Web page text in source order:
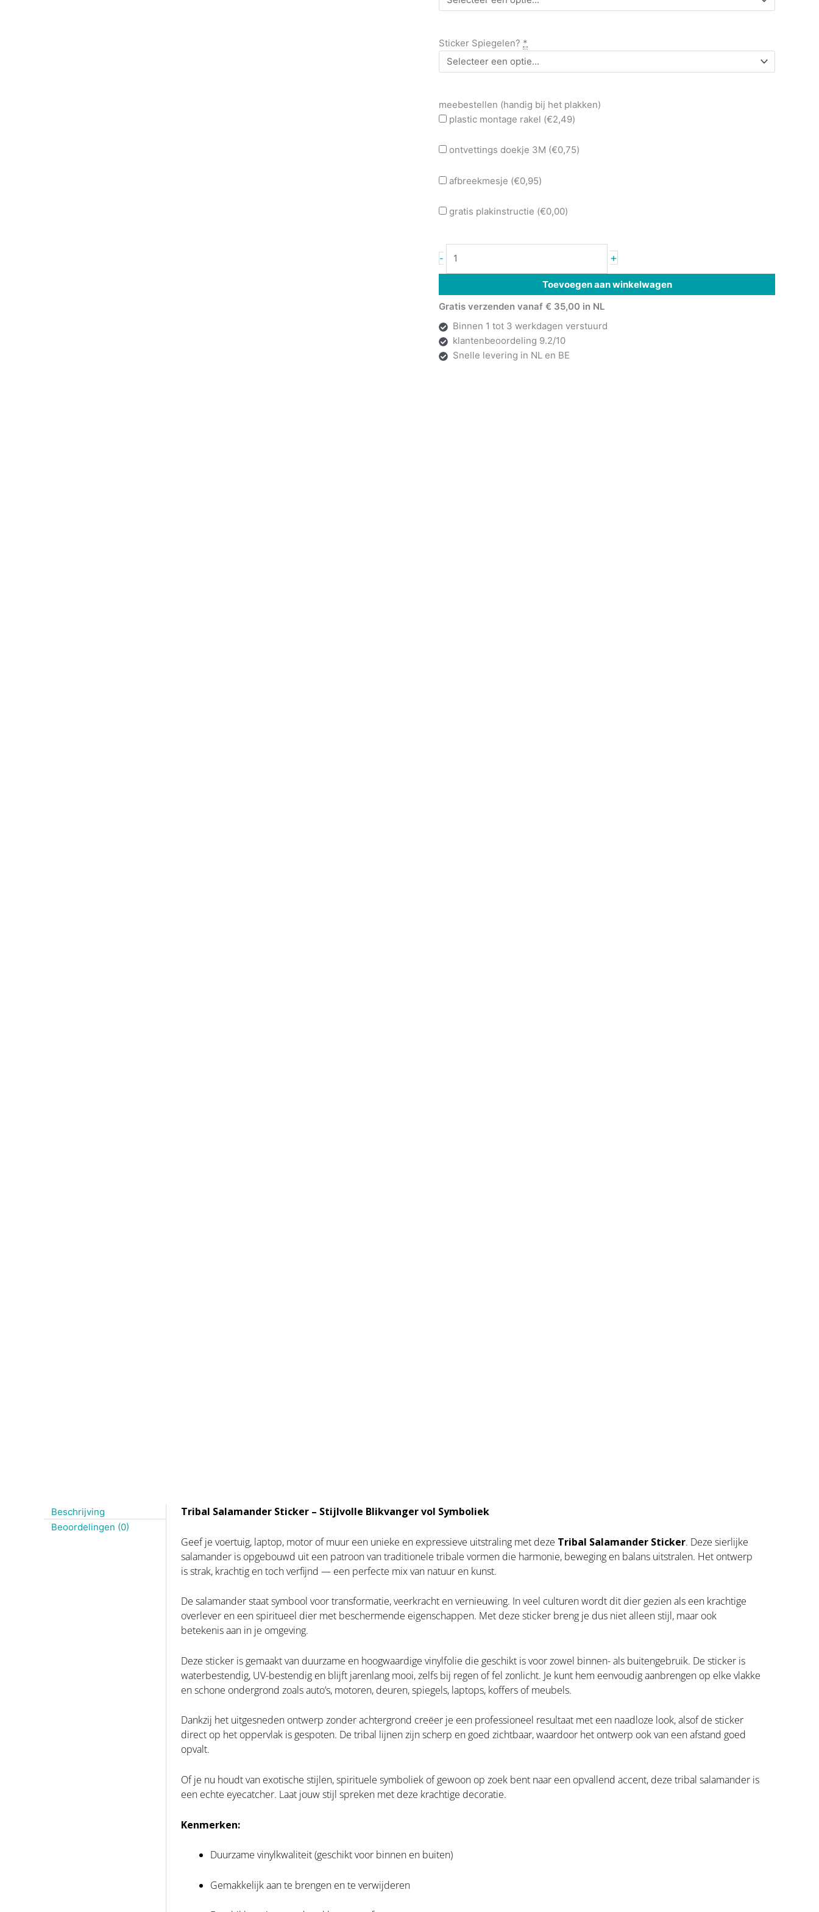
Sticker Spiegelen? *
meebestellen (handig bij het plakken)
plastic montage rakel (€2,49)
ontvettings doekje 3M (€0,75)
afbreekmesje (€0,95)
gratis plakinstructie (€0,00)
- +
Toevoegen aan winkelwagen
Gratis verzenden vanaf € 35,00 in NL
Binnen 1 tot 3 werkdagen verstuurd
klantenbeoordeling 9.2/10
Snelle levering in NL en BE
Beschrijving
Beoordelingen (0)
Tribal Salamander Sticker – Stijlvolle Blikvanger vol Symboliek
Geef je voertuig, laptop, motor of muur een unieke en expressieve uitstraling met deze Tribal Salamander Sticker. Deze sierlijke
salamander is opgebouwd uit een patroon van traditionele tribale vormen die harmonie, beweging en balans uitstralen. Het ontwerp
is strak, krachtig en toch verfijnd — een perfecte mix van natuur en kunst.
De salamander staat symbool voor transformatie, veerkracht en vernieuwing. In veel culturen wordt dit dier gezien als een krachtige
overlever en een spiritueel dier met beschermende eigenschappen. Met deze sticker breng je dus niet alleen stijl, maar ook
betekenis aan in je omgeving.
Deze sticker is gemaakt van duurzame en hoogwaardige vinylfolie die geschikt is voor zowel binnen- als buitengebruik. De sticker is
waterbestendig, UV-bestendig en blijft jarenlang mooi, zelfs bij regen of fel zonlicht. Je kunt hem eenvoudig aanbrengen op elke vlakke
en schone ondergrond zoals auto’s, motoren, deuren, spiegels, laptops, koffers of meubels.
Dankzij het uitgesneden ontwerp zonder achtergrond creëer je een professioneel resultaat met een naadloze look, alsof de sticker
direct op het oppervlak is gespoten. De tribal lijnen zijn scherp en goed zichtbaar, waardoor het ontwerp ook van een afstand goed
opvalt.
Of je nu houdt van exotische stijlen, spirituele symboliek of gewoon op zoek bent naar een opvallend accent, deze tribal salamander is
een echte eyecatcher. Laat jouw stijl spreken met deze krachtige decoratie.
Kenmerken:
Duurzame vinylkwaliteit (geschikt voor binnen en buiten)
Gemakkelijk aan te brengen en te verwijderen